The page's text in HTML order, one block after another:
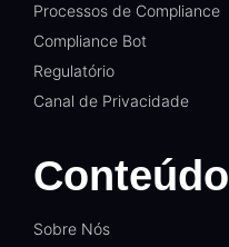
Processos de Compliance
Compliance Bot
Regulatório
Canal de Privacidade
Conteúdo
Sobre Nós